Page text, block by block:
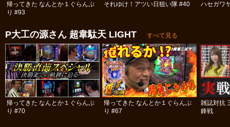
帰ってきた なんとか１ぐらんぷ
り #93
それゆけ！アツい日狙い隊 #40 ハセガワ
P大工の源さん 超韋駄天 LIGHT すべて見る
帰ってきた なんとか１ぐらんぷ
り #70
帰ってきた なんとか１ぐらんぷ
り #67
雑誌対抗
鋒戦